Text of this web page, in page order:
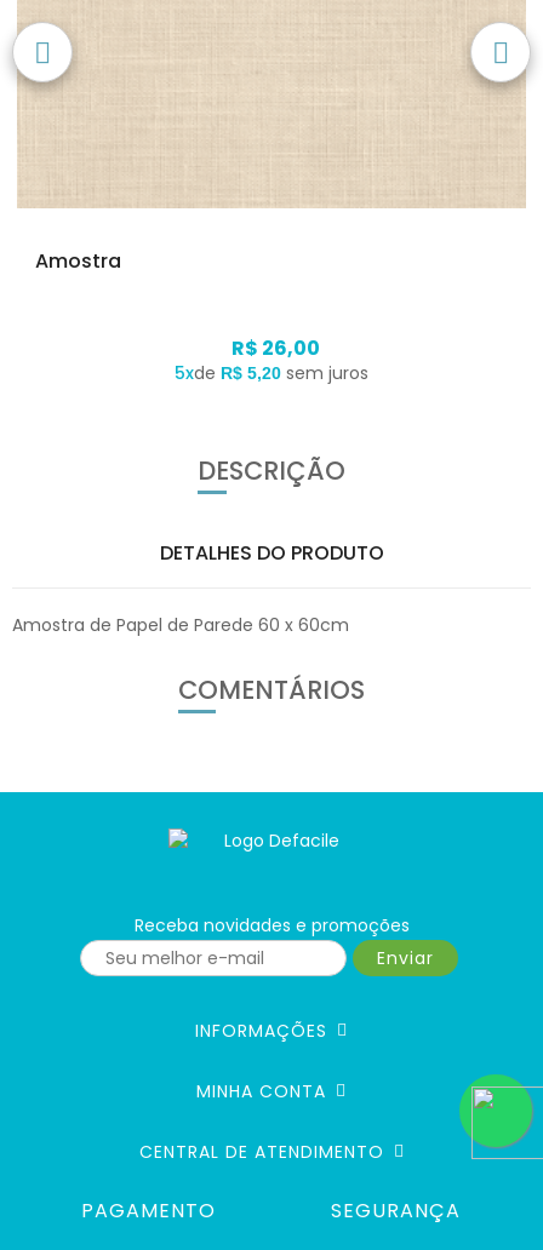
Amostra
R$ 26,00
5xde R$ 5,20 sem juros
DESCRIÇÃO
DETALHES DO PRODUTO
Amostra de Papel de Parede 60 x 60cm
COMENTÁRIOS
Receba novidades e promoções
Enviar
INFORMAÇÕES
MINHA CONTA
CENTRAL DE ATENDIMENTO
PAGAMENTO SEGURANÇA